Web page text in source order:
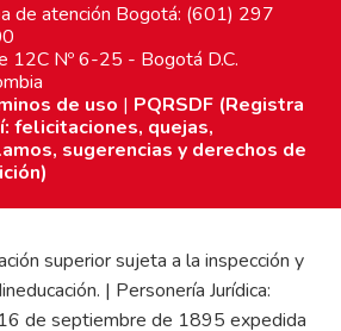
de atención Bogotá: (601) 297
12C Nº 6-25 - Bogotá D.C.
de uso | PQRSDF (Registra
felicitaciones, quejas,
sugerencias y derechos de
superior sujeta a la inspección y
| Personería Jurídica:
de septiembre de 1895 expedida